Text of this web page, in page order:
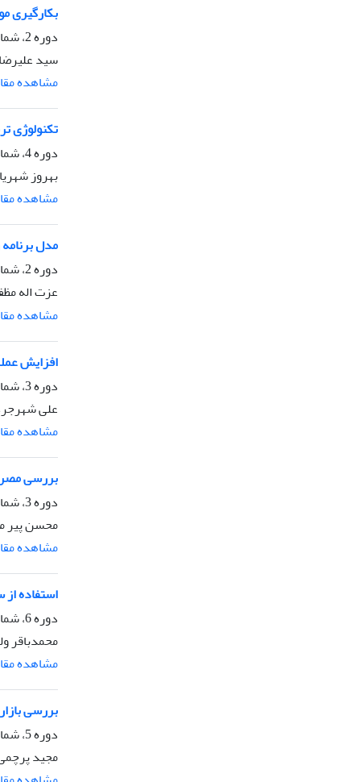
بکارگیری
دوره 2، شماره 2، دی 1394، صفحه
سید
مشاهده
تکنولوژی
دوره 4، شماره 1، تیر 1396، صفحه
بهروز
مشاهده
مدل
دوره 2، شماره 1، تیر 1394، صفحه
عزت اله
مشاهده
افزایش
دوره 3، شماره 1، فروردین 1395، صفحه
علی
مشاهده
بررسی
دوره 3، شماره 2، دی 1395، صفحه
محسن پیر
مشاهده
استفاده
دوره 6، شماره 1، فروردین 1398، صفحه
محمدباقر
مشاهده
بررسی
دوره 5، شماره 2، آذر 1397، صفحه
مجید